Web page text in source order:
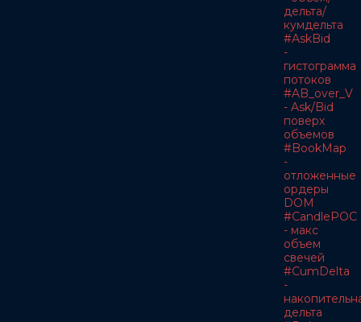
дельта/
кумдельта
#AskBid
-
гистограмма
потоков
#AB_over_V
- Ask/Bid
поверх
объемов
#BookMap
-
отложенные
ордеры
DOM
#CandlePOC
- макс
объем
свечей
#CumDelta
-
дельта